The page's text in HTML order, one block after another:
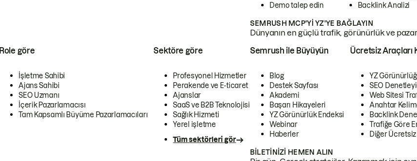
Demo talep edin
Backlink Analizi
SEMRUSH MCP'YI YZ'YE BAĞLAYIN
Dünyanın en güçlü trafik, görünürlük ve
Role göre
İşletme Sahibi
Ajans Sahibi
SEO Uzmanı
İçerik Pazarlamacısı
Tam Kapsamlı Büyüme Pazarlamacıları
Sektöre göre
Profesyonel Hizmetler
Perakende ve E-ticaret
Ajanslar
SaaS ve B2B Teknolojisi
Sağlık Hizmeti
Yerel işletme
Tüm sektörleri gör
Semrush ile Büyüyün
Blog
Destek Sayfası
Akademi
Başarı Hikayeleri
YZ Görünürlük Endeksi
Webinar
Haberler
Ücretsiz Araçları
YZ
SEO
Web Sitesi
Anahtar
Backlink
Trafiğe Göre
Diğer
BILETINIZI HEMEN ALIN